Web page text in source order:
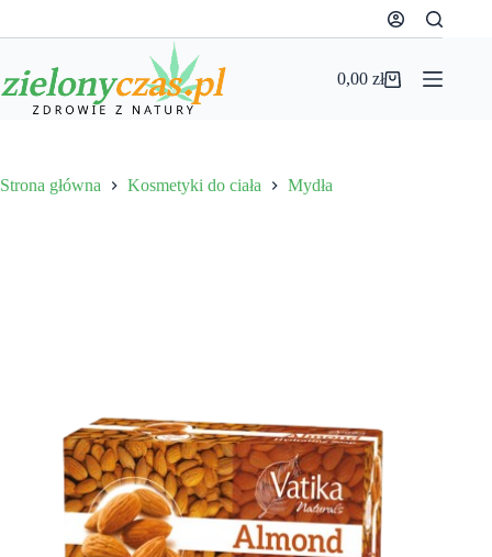
Koszyk
0,00zł
Strona główna Kosmetyki do ciała Mydła